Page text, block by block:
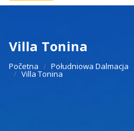
Villa Tonina
Početna Południowa Dalmacja
Villa Tonina